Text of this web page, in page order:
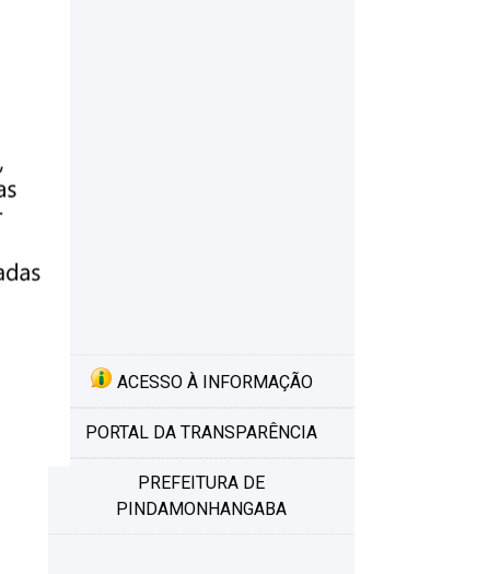
ACESSO À INFORMAÇÃO
PORTAL DA TRANSPARÊNCIA
PREFEITURA DE
PINDAMONHANGABA